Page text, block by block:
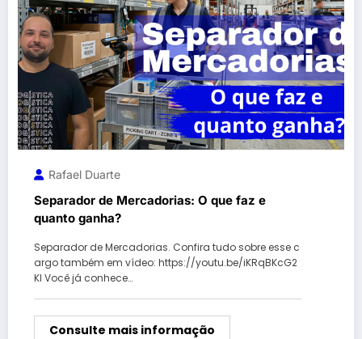
Rafael Duarte
Separador de Mercadorias: O que faz e
quanto ganha?
Separador de Mercadorias. Confira tudo sobre esse c
argo também em vídeo: https://youtu.be/iKRqBKcG2
KI Você já conhece…
Consulte mais informação